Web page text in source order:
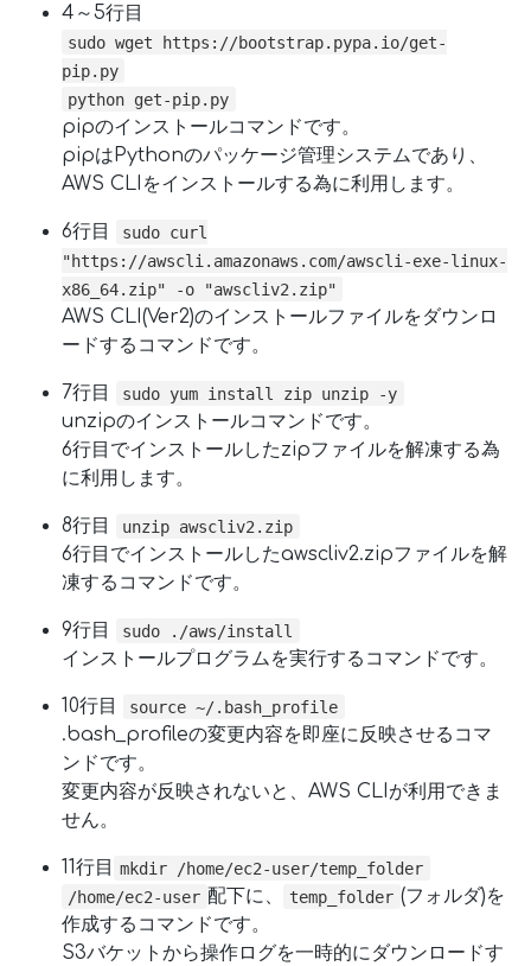
4～5行目
sudo wget https://bootstrap.pypa.io/get-
pip.py
python get-pip.py
pipのインストールコマンドです。
pipはPythonのパッケージ管理システムであり、
AWS CLIをインストールする為に利用します。
6行目
sudo curl
"https://awscli.amazonaws.com/awscli-exe-linux-
x86_64.zip" -o "awscliv2.zip"
AWS CLI(Ver2)のインストールファイルをダウンロ
ードするコマンドです。
7行目 sudo yum install zip unzip -y
unzipのインストールコマンドです。
6行目でインストールしたzipファイルを解凍する為
に利用します。
8行目 unzip awscliv2.zip
6行目でインストールしたawscliv2.zipファイルを解
凍するコマンドです。
9行目 sudo ./aws/install
インストールプログラムを実行するコマンドです。
10行目 source ~/.bash_profile
.bash_profileの変更内容を即座に反映させるコマ
ンドです。
変更内容が反映されないと、AWS CLIが利用できま
せん。
11行目 mkdir /home/ec2-user/temp_folder
/home/ec2-user 配下に、 temp_folder (フォルダ)を
作成するコマンドです。
S3バケットから操作ログを一時的にダウンロードす